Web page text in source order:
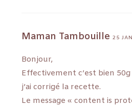
Maman Tambouille 25
Bonjour,
Effectivement c’est bien
j’ai corrigé la recette.
Le message « content is